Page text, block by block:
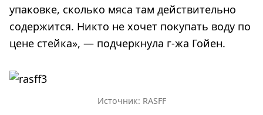
упаковке, сколько мяса там действительно
содержится. Никто не хочет покупать воду по
цене стейка», — подчеркнула г-жа Гойен.
Источник: RASFF